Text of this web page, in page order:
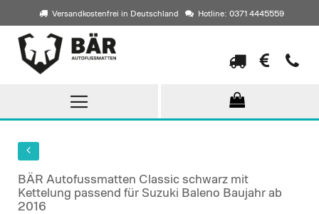
Versandkostenfrei in Deutschland Hotline: 0371 4445559
Direkt
zum
Inhalt
BÄR Autofussmatten Classic schwarz mit
Kettelung passend für Suzuki Baleno Baujahr ab
2016